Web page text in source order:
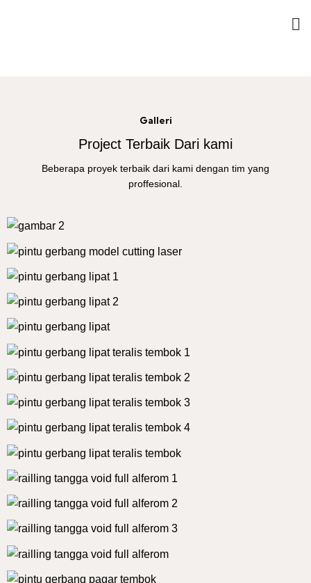
Galleri
Project Terbaik Dari kami
Beberapa proyek terbaik dari kami dengan tim yang
proffesional.